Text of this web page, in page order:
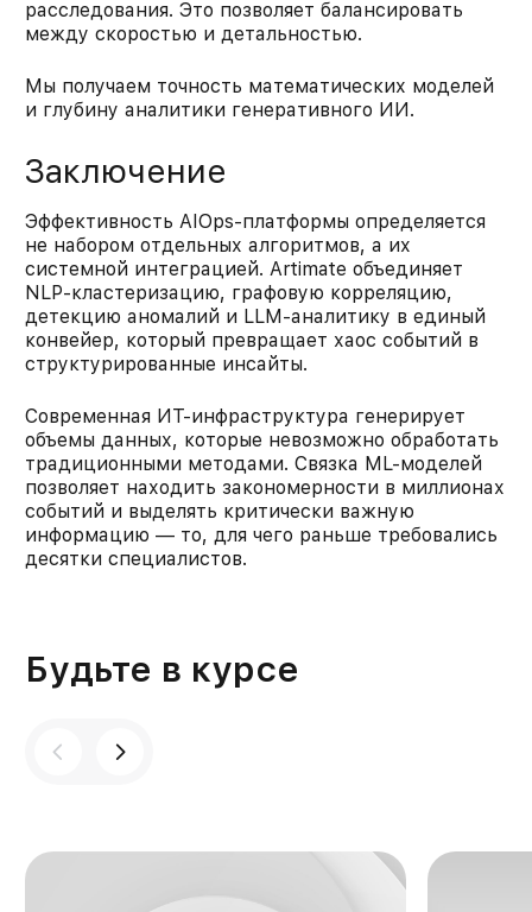
расследования. Это позволяет балансировать
между скоростью и детальностью.
Мы получаем точность математических моделей
и глубину аналитики генеративного ИИ.
Заключение
Эффективность AIOps-платформы определяется
не набором отдельных алгоритмов, а их
системной интеграцией. Artimate объединяет
NLP-кластеризацию, графовую корреляцию,
детекцию аномалий и LLM-аналитику в единый
конвейер, который превращает хаос событий в
структурированные инсайты.
Современная ИТ-инфраструктура генерирует
объемы данных, которые невозможно обработать
традиционными методами. Связка ML-моделей
позволяет находить закономерности в миллионах
событий и выделять критически важную
информацию — то, для чего раньше требовались
десятки специалистов.
Будьте в курсе